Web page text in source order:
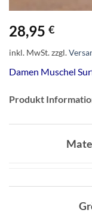
28,95 €
inkl. MwSt.zzgl.
Damen Muschel
Produkt